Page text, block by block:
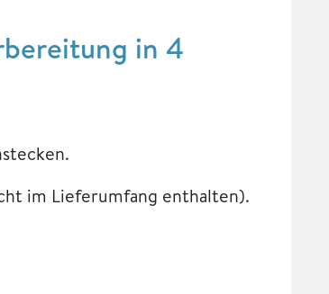
in 4
im Lieferumfang enthalten).